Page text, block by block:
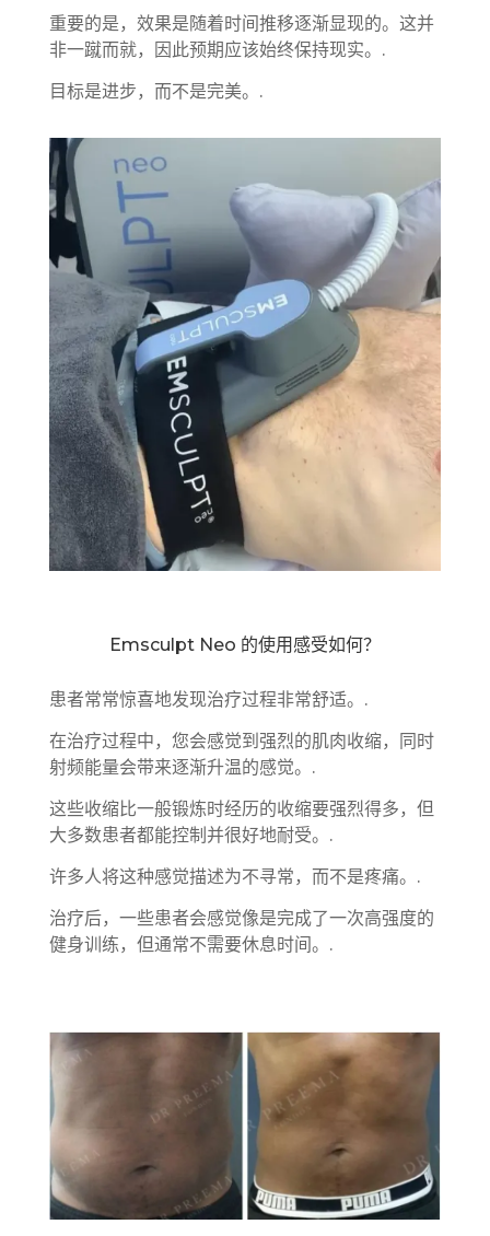
重要的是，效果是随着时间推移逐渐显现的。这并
非一蹴而就，因此预期应该始终保持现实。.
目标是进步，而不是完美。.
Emsculpt Neo 的使用感受如何？
患者常常惊喜地发现治疗过程非常舒适。.
在治疗过程中，您会感觉到强烈的肌肉收缩，同时
射频能量会带来逐渐升温的感觉。.
这些收缩比一般锻炼时经历的收缩要强烈得多，但
大多数患者都能控制并很好地耐受。.
许多人将这种感觉描述为不寻常，而不是疼痛。.
治疗后，一些患者会感觉像是完成了一次高强度的
健身训练，但通常不需要休息时间。.